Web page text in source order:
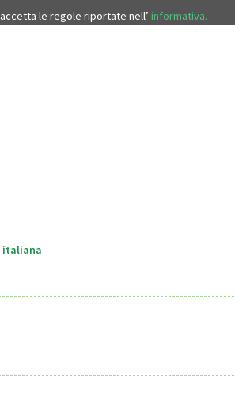
le regole riportate nell’ informativa.
italiana